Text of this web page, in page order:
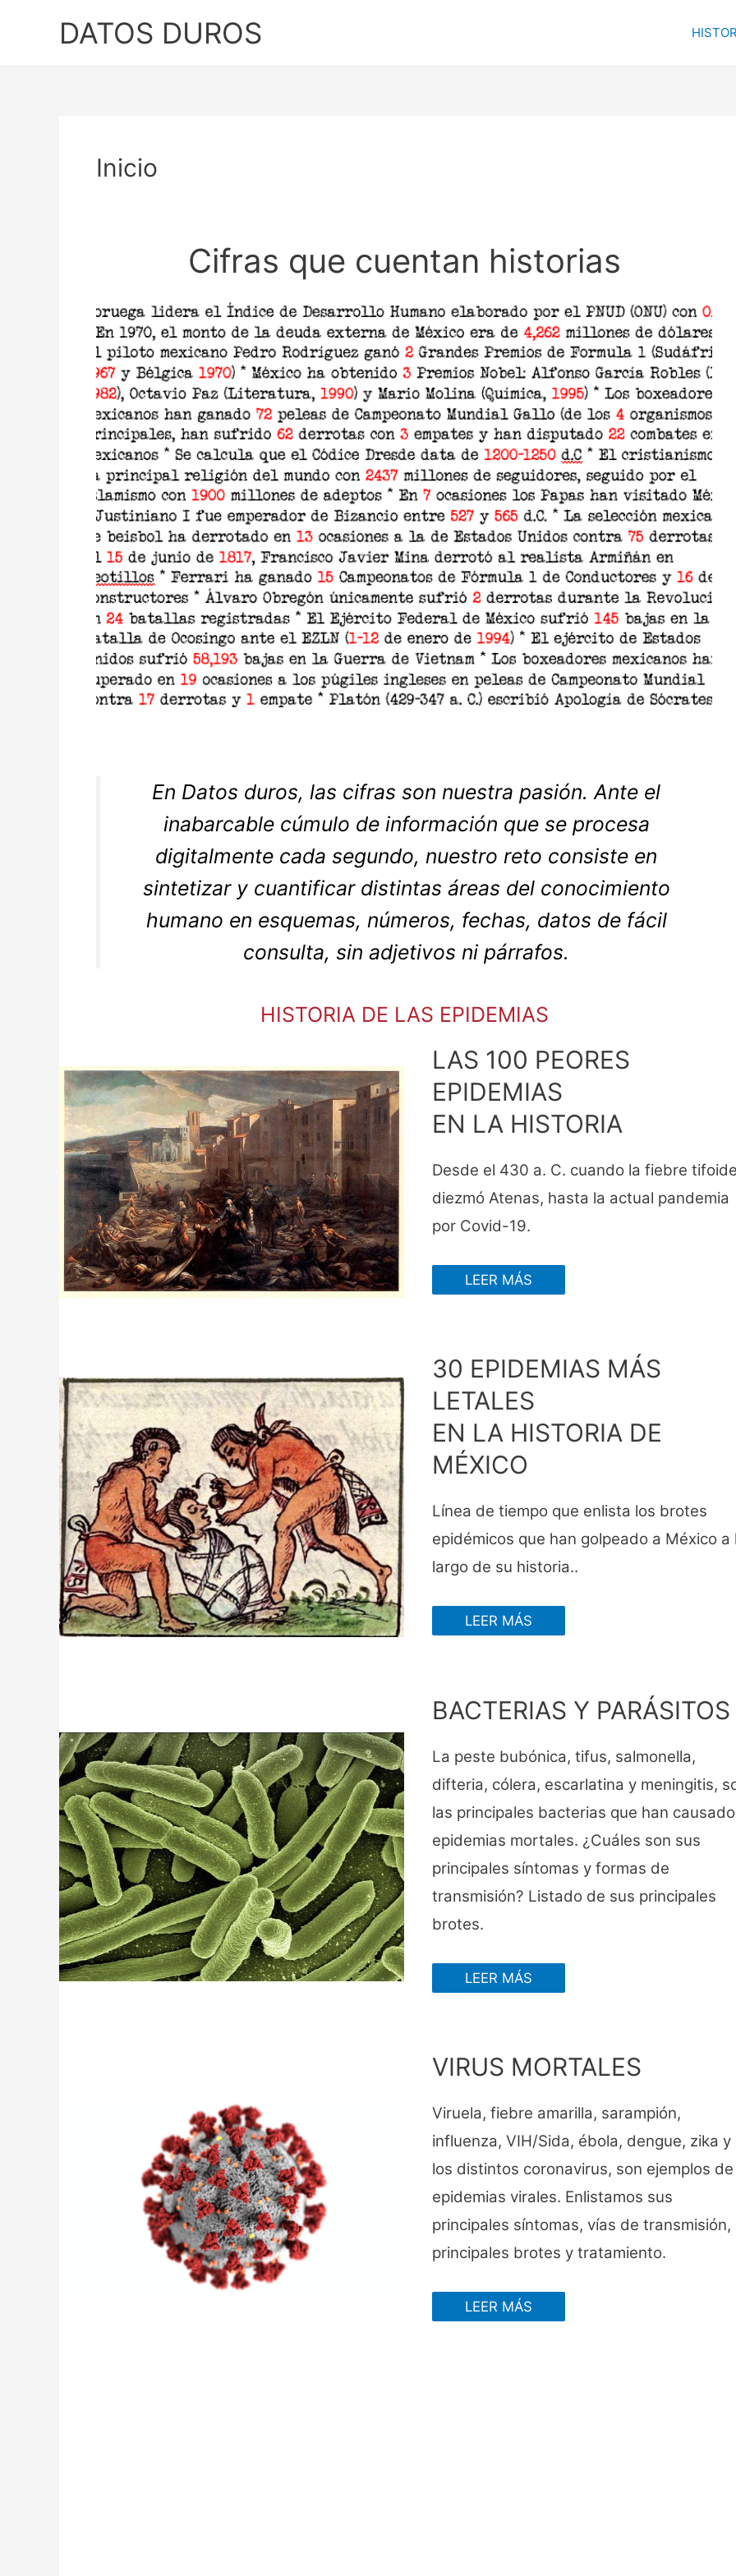
DATOS DUROS
Inicio
Cifras que cuentan historias
En Datos duros, las cifras son nuestra pasión. Ante el
inabarcable cúmulo de información que se procesa
digitalmente cada segundo, nuestro reto consiste en
sintetizar y cuantificar distintas áreas del conocimiento
humano en esquemas, números, fechas, datos de fácil
consulta, sin adjetivos ni párrafos.
HISTORIA DE LAS EPIDEMIAS
LAS 100 PEORES
EPIDEMIAS
EN LA HISTORIA
Desde el 430 a. C. cuando la fiebre
diezmó Atenas, hasta la actual pandemia
por Covid-19.
LEER MÁS
30 EPIDEMIAS MÁS
LETALES
EN LA HISTORIA DE
MÉXICO
Línea de tiempo que enlista los brotes
epidémicos que han golpeado a México a
largo de su historia..
LEER MÁS
BACTERIAS Y PARÁSITOS
La peste bubónica, tifus, salmonella,
difteria, cólera, escarlatina y meningitis,
las principales bacterias que han causado
epidemias mortales. ¿Cuáles son sus
principales síntomas y formas de
transmisión? Listado de sus principales
brotes.
LEER MÁS
VIRUS MORTALES
Viruela, fiebre amarilla, sarampión,
influenza, VIH/Sida, ébola, dengue, zika y
los distintos coronavirus, son ejemplos de
epidemias virales. Enlistamos sus
principales síntomas, vías de transmisión,
principales brotes y tratamiento.
LEER MÁS